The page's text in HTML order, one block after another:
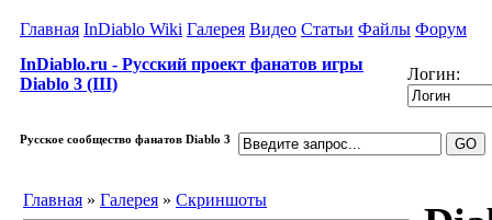
Главная InDiablo Wiki Галерея Видео Статьи Файлы Форум
InDiablo.ru - Русский проект фанатов игры
Diablo 3 (III)
Логин:
Русское сообщество фанатов Diablo 3
Главная » Галерея » Скриншоты